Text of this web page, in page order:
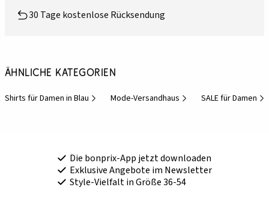
30 Tage kostenlose Rücksendung
Ähnliche Kategorien
Shirts für Damen in Blau Mode-Versandhaus SALE für Damen
Die bonprix-App jetzt downloaden
Exklusive Angebote im Newsletter
Style-Vielfalt in Größe 36-54